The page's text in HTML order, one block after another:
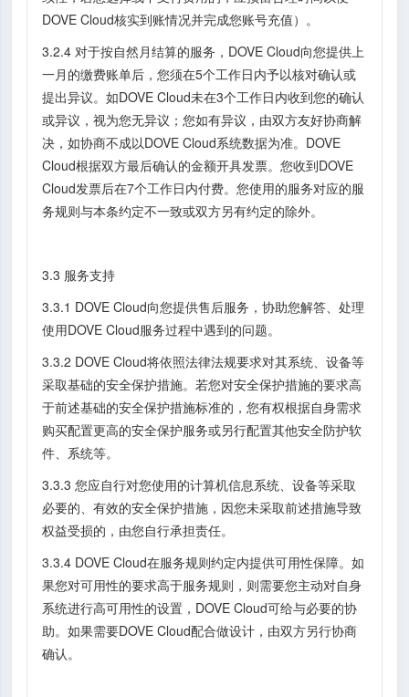
DOVE Cloud核实到账情况并完成您账号充值）。
3.2.4 对于按自然月结算的服务，DOVE Cloud向您提供上
一月的缴费账单后，您须在5个工作日内予以核对确认或
提出异议。如DOVE Cloud未在3个工作日内收到您的确认
或异议，视为您无异议；您如有异议，由双方友好协商解
决，如协商不成以DOVE Cloud系统数据为准。DOVE
Cloud根据双方最后确认的金额开具发票。您收到DOVE
Cloud发票后在7个工作日内付费。您使用的服务对应的服
务规则与本条约定不一致或双方另有约定的除外。
3.3 服务支持
3.3.1 DOVE Cloud向您提供售后服务，协助您解答、处理
使用DOVE Cloud服务过程中遇到的问题。
3.3.2 DOVE Cloud将依照法律法规要求对其系统、设备等
采取基础的安全保护措施。若您对安全保护措施的要求高
于前述基础的安全保护措施标准的，您有权根据自身需求
购买配置更高的安全保护服务或另行配置其他安全防护软
件、系统等。
3.3.3 您应自行对您使用的计算机信息系统、设备等采取
必要的、有效的安全保护措施，因您未采取前述措施导致
权益受损的，由您自行承担责任。
3.3.4 DOVE Cloud在服务规则约定内提供可用性保障。如
果您对可用性的要求高于服务规则，则需要您主动对自身
系统进行高可用性的设置，DOVE Cloud可给与必要的协
助。如果需要DOVE Cloud配合做设计，由双方另行协商
确认。